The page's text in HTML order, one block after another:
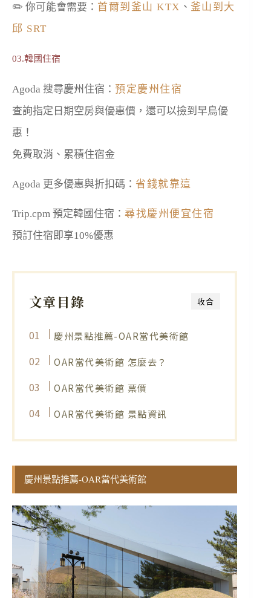
✏️ 你可能會需要： 首爾到釜山 KTX 、 釜山到大
邱 SRT
03.韓國住宿
Agoda 搜尋慶州住宿： 預定慶州住宿
查詢指定日期空房與優惠價，還可以撿到早鳥優
惠！
免費取消、累積住宿金
Agoda 更多優惠與折扣碼： 省錢就靠這
Trip.cpm 預定韓國住宿： 尋找慶州便宜住宿
預訂住宿即享10%優惠
收合
文章目錄
慶州景點推薦-OAR當代美術館
OAR當代美術館 怎麼去？
OAR當代美術館 票價
OAR當代美術館 景點資訊
慶州景點推薦-OAR當代美術館